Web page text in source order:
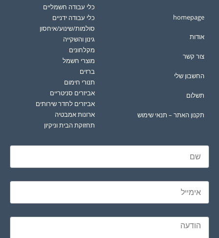
homepage
אודות
צור קשר
החשבון שלי
תשלום
תקנון האתר – תנאי שימוש
כלי עבודה חשמליים
כלי עבודה ידניים
סולמות/שינוע/איחסון
גינון והשקייה
מקלחונים
מוצרי חשמל
ברזים
תנורי חימום
אביזרים סניטריים
אביזרים לחדר שירותים
ארונות אמבטיה
תחזוקת הבית וניקיון